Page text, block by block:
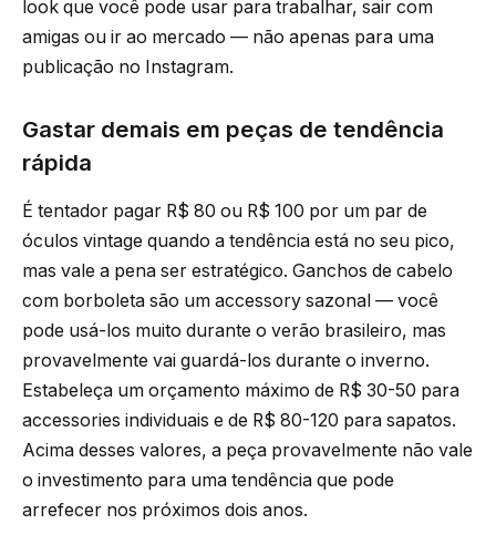
look que você pode usar para trabalhar, sair com
amigas ou ir ao mercado — não apenas para uma
publicação no Instagram.
Gastar demais em peças de tendência
rápida
É tentador pagar R$ 80 ou R$ 100 por um par de
óculos vintage quando a tendência está no seu pico,
mas vale a pena ser estratégico. Ganchos de cabelo
com borboleta são um accessory sazonal — você
pode usá-los muito durante o verão brasileiro, mas
provavelmente vai guardá-los durante o inverno.
Estabeleça um orçamento máximo de R$ 30-50 para
accessories individuais e de R$ 80-120 para sapatos.
Acima desses valores, a peça provavelmente não vale
o investimento para uma tendência que pode
arrefecer nos próximos dois anos.